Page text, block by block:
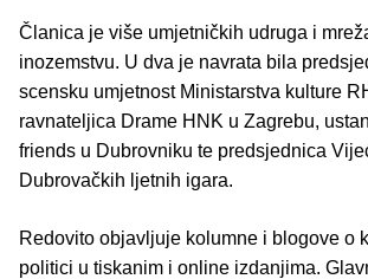
Članica je više umjetničkih udruga i
inozemstvu. U dva je navrata bila
scensku umjetnost Ministarstva kulture
ravnateljica Drame HNK u Zagrebu,
friends u Dubrovniku te predsjednica
Dubrovačkih ljetnih igara.
Redovito objavljuje kolumne i blogove o
politici u tiskanim i online izdanjima.